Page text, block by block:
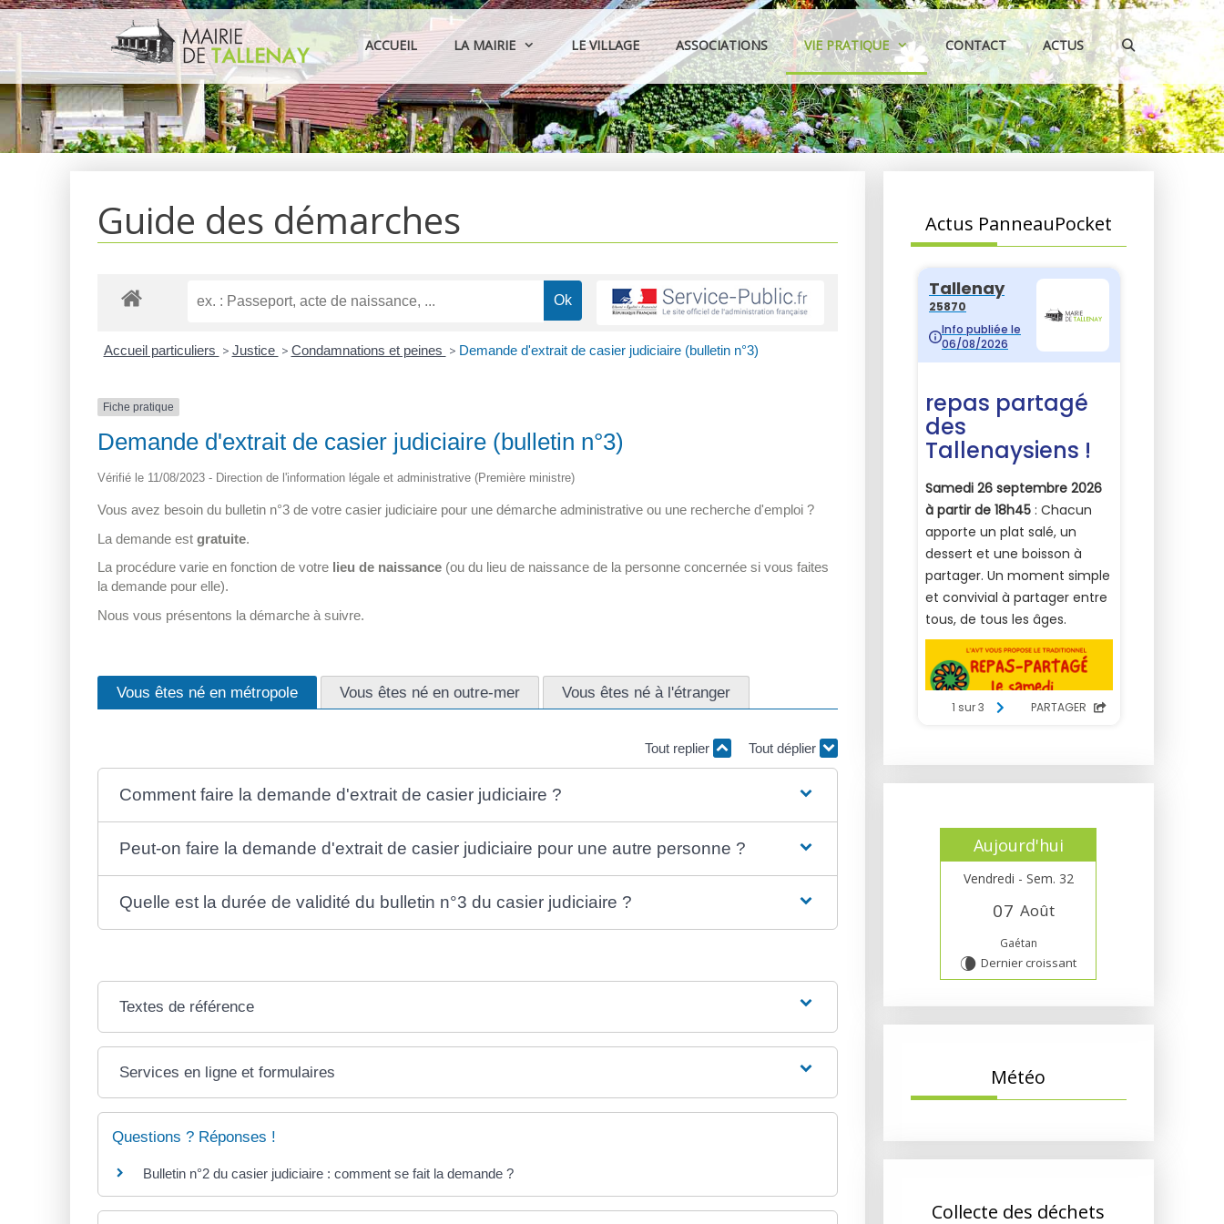
Aller
au
contenu
ACCUEIL LA MAIRIE LE VILLAGE ASSOCIATIONS VIE PRATIQUE CONTACT ACTUS
Guide des démarches
Accueil particuliers > Justice > Condamnations et peines > Demande d'extrait de casier judiciaire (bulletin n°3)
Fiche pratique
Demande d'extrait de casier judiciaire (bulletin n°3)
Vérifié le 11/08/2023 - Direction de l'information légale et administrative (Première ministre)
Vous avez besoin du bulletin n°3 de votre casier judiciaire pour une démarche administrative ou une recherche d'emploi ?
La demande est gratuite.
La procédure varie en fonction de votre lieu de naissance (ou du lieu de naissance de la personne concernée si vous faites
la demande pour elle).
Nous vous présentons la démarche à suivre.
Vous êtes né en métropole Vous êtes né en outre-mer Vous êtes né à l'étranger
Tout replier Tout déplier
Comment faire la demande d'extrait de casier judiciaire ?
Peut-on faire la demande d'extrait de casier judiciaire pour une autre personne ?
Quelle est la durée de validité du bulletin n°3 du casier judiciaire ?
Textes de référence
Services en ligne et formulaires
Questions ? Réponses !
Bulletin n°2 du casier judiciaire : comment se fait la demande ?
Actus PanneauPocket
Aujourd'hui
Vendredi - Sem. 32
07 Août
Gaétan
V Dernier croissant
Météo
Collecte des déchets